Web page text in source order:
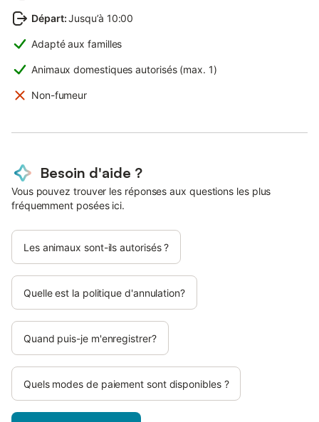
Départ:Jusqu’à 10:00
Adapté aux familles
Animaux domestiques autorisés (max. 1)
Non-fumeur
Besoin d'aide ?
Vous pouvez trouver les réponses aux questions les plus
fréquemment posées ici.
Les animaux sont-ils autorisés ?
Quelle est la politique d'annulation?
Quand puis-je m'enregistrer?
Quels modes de paiement sont disponibles ?